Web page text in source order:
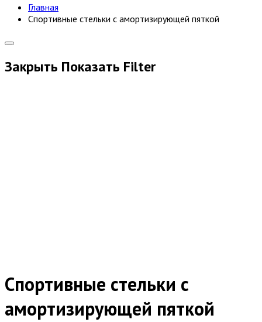
Главная
Спортивные стельки с амортизирующей пяткой
Закрыть Показать Filter
Спортивные стельки с
амортизирующей пяткой